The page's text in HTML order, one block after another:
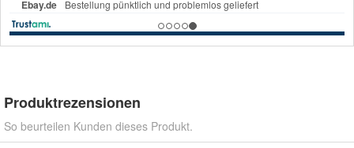
Produktrezensionen
So beurteilen Kunden dieses Produkt.